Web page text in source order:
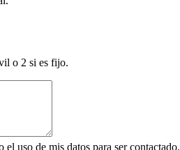
o 2 si es fijo.
el uso de mis datos para ser contactado.